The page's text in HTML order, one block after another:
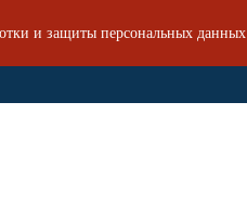
и защиты персональных данных